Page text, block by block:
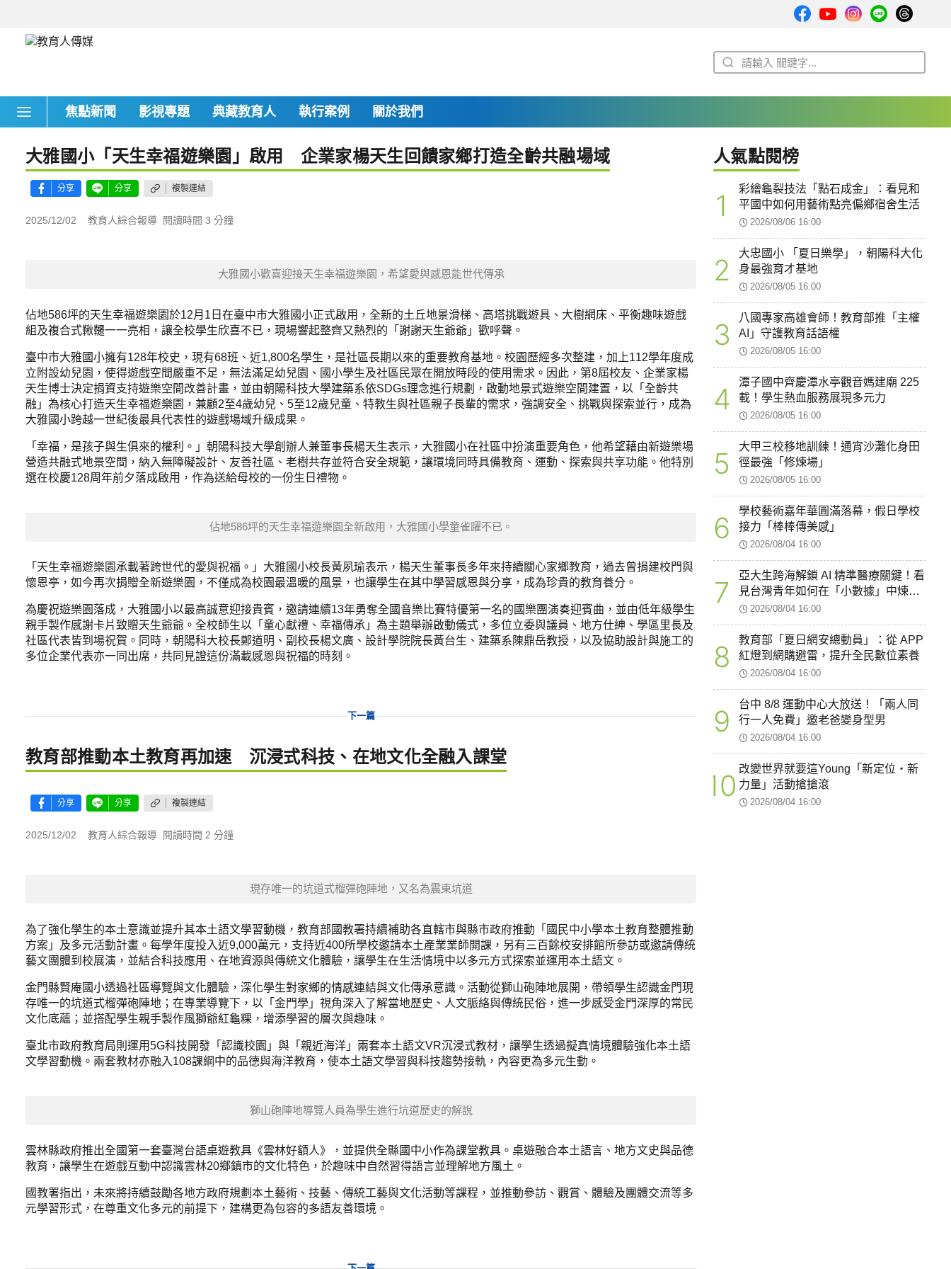
焦點新聞 影視專題 典藏教育人 執行案例 關於我們
大雅國小「天生幸福遊樂園」啟用 企業家楊天生回饋家鄉打造全齡共融場域
分享 分享 複製連結
2025/12/02 教育人綜合報導 閱讀時間 3 分鐘
大雅國小歡喜迎接天生幸福遊樂園，希望愛與感恩能世代傳承
佔地586坪的天生幸福遊樂園於12月1日在臺中市大雅國小正式啟用，全新的土丘地景滑梯、高塔挑戰遊具、大樹網床、平衡趣味遊戲
組及複合式鞦韆一一亮相，讓全校學生欣喜不已，現場響起整齊又熱烈的「謝謝天生爺爺」歡呼聲。
臺中市大雅國小擁有128年校史，現有68班、近1,800名學生，是社區長期以來的重要教育基地。校園歷經多次整建，加上112學年度成
立附設幼兒園，使得遊戲空間嚴重不足，無法滿足幼兒園、國小學生及社區民眾在開放時段的使用需求。因此，第8屆校友、企業家楊
天生博士決定捐資支持遊樂空間改善計畫，並由朝陽科技大學建築系依SDGs理念進行規劃，啟動地景式遊樂空間建置，以「全齡共
融」為核心打造天生幸福遊樂園，兼顧2至4歲幼兒、5至12歲兒童、特教生與社區親子長輩的需求，強調安全、挑戰與探索並行，成為
大雅國小跨越一世紀後最具代表性的遊戲場域升級成果。
「幸福，是孩子與生俱來的權利。」朝陽科技大學創辦人兼董事長楊天生表示，大雅國小在社區中扮演重要角色，他希望藉由新遊樂場
營造共融式地景空間，納入無障礙設計、友善社區、老樹共存並符合安全規範，讓環境同時具備教育、運動、探索與共享功能。他特別
選在校慶128周年前夕落成啟用，作為送給母校的一份生日禮物。
佔地586坪的天生幸福遊樂園全新啟用，大雅國小學童雀躍不已。
「天生幸福遊樂園承載著跨世代的愛與祝福。」大雅國小校長黃夙瑜表示，楊天生董事長多年來持續關心家鄉教育，過去曾捐建校門與
懷恩亭，如今再次捐贈全新遊樂園，不僅成為校園最溫暖的風景，也讓學生在其中學習感恩與分享，成為珍貴的教育養分。
為慶祝遊樂園落成，大雅國小以最高誠意迎接貴賓，邀請連續13年勇奪全國音樂比賽特優第一名的國樂團演奏迎賓曲，並由低年級學生
親手製作感謝卡片致贈天生爺爺。全校師生以「童心獻禮、幸福傳承」為主題舉辦啟動儀式，多位立委與議員、地方仕紳、學區里長及
社區代表皆到場祝賀。同時，朝陽科大校長鄭道明、副校長楊文廣、設計學院院長黃台生、建築系陳鼎岳教授，以及協助設計與施工的
多位企業代表亦一同出席，共同見證這份滿載感恩與祝福的時刻。
下一篇
教育部推動本土教育再加速 沉浸式科技、在地文化全融入課堂
分享 分享 複製連結
2025/12/02 教育人綜合報導 閱讀時間 2 分鐘
現存唯一的坑道式榴彈砲陣地，又名為震東坑道
為了強化學生的本土意識並提升其本土語文學習動機，教育部國教署持續補助各直轄市與縣市政府推動「國民中小學本土教育整體推動
方案」及多元活動計畫。每學年度投入近9,000萬元，支持近400所學校邀請本土產業業師開課，另有三百餘校安排館所參訪或邀請傳統
藝文團體到校展演，並結合科技應用、在地資源與傳統文化體驗，讓學生在生活情境中以多元方式探索並運用本土語文。
金門縣賢庵國小透過社區導覽與文化體驗，深化學生對家鄉的情感連結與文化傳承意識。活動從獅山砲陣地展開，帶領學生認識金門現
存唯一的坑道式榴彈砲陣地；在專業導覽下，以「金門學」視角深入了解當地歷史、人文脈絡與傳統民俗，進一步感受金門深厚的常民
文化底蘊；並搭配學生親手製作風獅爺紅龜粿，增添學習的層次與趣味。
臺北市政府教育局則運用5G科技開發「認識校園」與「親近海洋」兩套本土語文VR沉浸式教材，讓學生透過擬真情境體驗強化本土語
文學習動機。兩套教材亦融入108課綱中的品德與海洋教育，使本土語文學習與科技趨勢接軌，內容更為多元生動。
獅山砲陣地導覽人員為學生進行坑道歷史的解說
雲林縣政府推出全國第一套臺灣台語桌遊教具《雲林好額人》，並提供全縣國中小作為課堂教具。桌遊融合本土語言、地方文史與品德
教育，讓學生在遊戲互動中認識雲林20鄉鎮市的文化特色，於趣味中自然習得語言並理解地方風土。
國教署指出，未來將持續鼓勵各地方政府規劃本土藝術、技藝、傳統工藝與文化活動等課程，並推動參訪、觀賞、體驗及團體交流等多
元學習形式，在尊重文化多元的前提下，建構更為包容的多語友善環境。
人氣點閱榜
1
彩繪龜裂技法「點石成金」：看見和
平國中如何用藝術點亮偏鄉宿舍生活
2026/08/06 16:00
2
大忠國小 「夏日樂學」，朝陽科大化
身最強育才基地
2026/08/05 16:00
3
八國專家高雄會師！教育部推「主權
AI」守護教育話語權
2026/08/05 16:00
4
潭子國中齊慶潭水亭觀音媽建廟 225
載！學生熱血服務展現多元力
2026/08/05 16:00
5
大甲三校移地訓練！通宵沙灘化身田
徑最強「修煉場」
2026/08/05 16:00
6
學校藝術嘉年華圓滿落幕，假日學校
接力「棒棒傳美感」
2026/08/04 16:00
7
亞大生跨海解鎖 AI 精準醫療關鍵！看
見台灣青年如何在「小數據」中煉出
智慧醫療新韌性
2026/08/04 16:00
8
教育部「夏日網安總動員」：從 APP
紅燈到網購避雷，提升全民數位素養
2026/08/04 16:00
9
台中 8/8 運動中心大放送！「兩人同
行一人免費」邀老爸變身型男
2026/08/04 16:00
10 改變世界就要這Young「新定位・新
力量」活動搶搶滾
2026/08/04 16:00